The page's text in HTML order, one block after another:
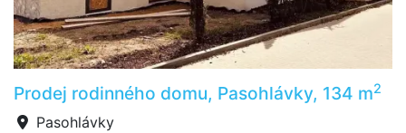
Prodej rodinného domu, Pasohlávky, 134 m2
Pasohlávky